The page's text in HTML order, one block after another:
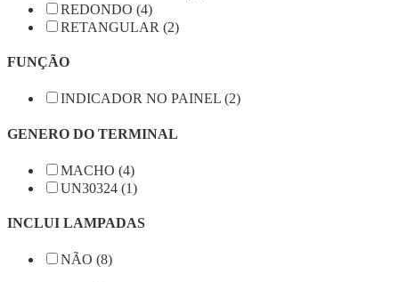
REDONDO (4)
RETANGULAR (2)
FUNÇÃO
INDICADOR NO PAINEL (2)
GENERO DO TERMINAL
MACHO (4)
UN30324 (1)
INCLUI LAMPADAS
NÃO (8)